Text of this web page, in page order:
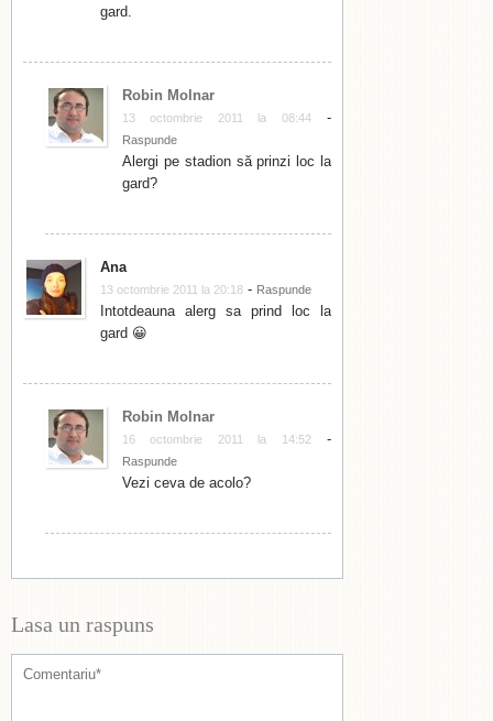
gard.
Robin Molnar
13 octombrie 2011 la 08:44-
Raspunde
Alergi pe stadion să prinzi loc la
gard?
Ana
13 octombrie 2011 la 20:18 - Raspunde
Intotdeauna alerg sa prind loc la
gard 😀
Robin Molnar
16 octombrie 2011 la 14:52-
Raspunde
Vezi ceva de acolo?
Lasa un raspuns